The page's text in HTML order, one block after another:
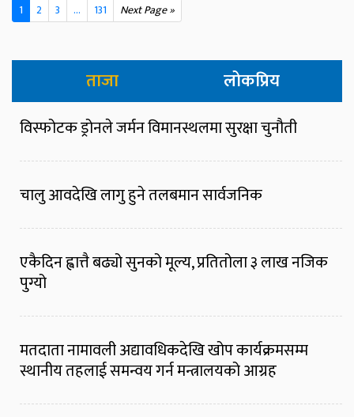
1 2 3 ... 131 Next Page »
ताजा लोकप्रिय
विस्फोटक ड्रोनले जर्मन विमानस्थलमा सुरक्षा चुनौती
चालु आवदेखि लागु हुने तलबमान सार्वजनिक
एकैदिन ह्वात्तै बढ्यो सुनको मूल्य, प्रतितोला ३ लाख नजिक
पुग्यो
मतदाता नामावली अद्यावधिकदेखि खोप कार्यक्रमसम्म
स्थानीय तहलाई समन्वय गर्न मन्त्रालयको आग्रह